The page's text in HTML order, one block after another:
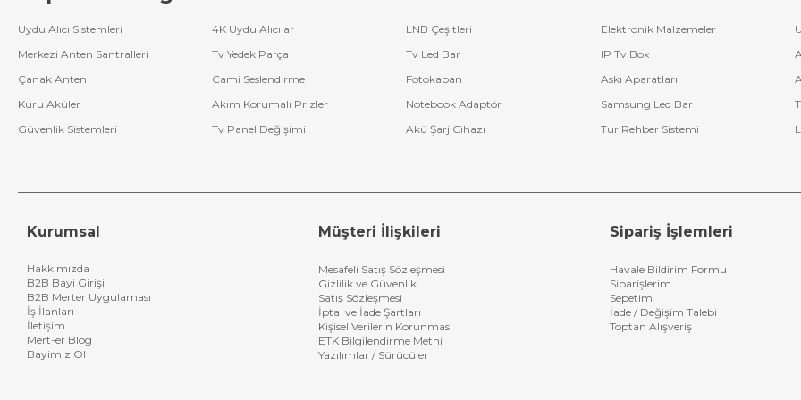
Doğru Kumandayı Seçmek Çok Kolay
Yeni birAkai uydu alıcı kumandası
seçerken uydu alıcınızın model numarasını belirlemeniz önemlidir. Ürün açıklamalarımızda yer alan
, her bütçeye uygun seçeneklerle sunulmaktadır. Siparişleriniz hızlı teslimat avantajıyla adresinize
siparişlerinizi kolayca tamamlayabilirsiniz.
Uydu Alıcı Sistemleri 4K Uydu Alıcılar LNB Çeşitleri Elektronik Malzemeler
Merkezi Anten Santralleri
Tv Yedek Parça Tv Led Bar IP Tv Box
Çanak Anten
Cami Seslendirme Fotokapan Askı Aparatları
Kuru Aküler
Akım Korumalı Prizler Notebook Adaptör Samsung Led Bar
Güvenlik Sistemleri
Tv Panel Değişimi Akü Şarj Cihazı Tur Rehber Sistemi
Kurumsal
Hakkımızda
B2B Bayi Girişi
B2B Merter Uygulaması
İş İlanları
İletişim
Mert-er Blog
Bayimiz Ol
Müşteri İlişkileri
Mesafeli Satış Sözleşmesi
Gizlilik ve Güvenlik
Satış Sözleşmesi
İptal ve İade Şartları
Kişisel Verilerin Korunması
ETK Bilgilendirme Metni
Yazılımlar / Sürücüler
Sipariş İşlemleri
Havale Bildirim Formu
Siparişlerim
Sepetim
İade / Değişim Talebi
Toptan Alışveriş